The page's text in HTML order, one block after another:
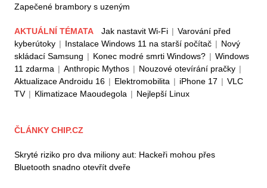
Zapečené brambory s uzeným
AKTUÁLNÍ TÉMATA Jak nastavit Wi-Fi | Varování před
kyberútoky | Instalace Windows 11 na starší počítač | Nový
skládací Samsung | Konec modré smrti Windows? | Windows
11 zdarma | Anthropic Mythos | Nouzové otevírání pračky |
Aktualizace Androidu 16 | Elektromobilita | iPhone 17 | VLC
TV | Klimatizace Maoudegola | Nejlepší Linux
ČLÁNKY CHIP.CZ
Skryté riziko pro dva miliony aut: Hackeři mohou přes
Bluetooth snadno otevřít dveře